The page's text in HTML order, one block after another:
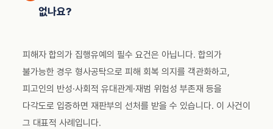
없나요?
피해자 합의가 집행유예의 필수 요건은 아닙니다. 합의가
불가능한 경우 형사공탁으로 피해 회복 의지를 객관화하고,
피고인의 반성·사회적 유대관계·재범 위험성 부존재 등을
다각도로 입증하면 재판부의 선처를 받을 수 있습니다. 이 사건이
그 대표적 사례입니다.